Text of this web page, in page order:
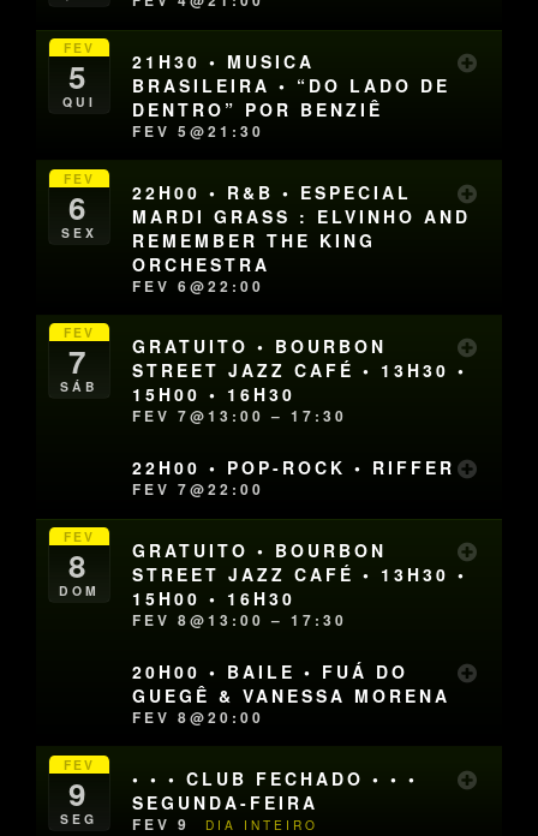
FEV
5
QUI
21H30 • MUSICA
BRASILEIRA • “DO LADO DE
DENTRO” POR BENZIÊ
FEV 5@21:30
FEV
6
SEX
22H00 • R&B • ESPECIAL
MARDI GRASS : ELVINHO AND
REMEMBER THE KING
ORCHESTRA
FEV 6@22:00
FEV
7
SÁB
GRATUITO • BOURBON
STREET JAZZ CAFÉ • 13H30 •
15H00 • 16H30
FEV 7@13:00 – 17:30
22H00 • POP-ROCK • RIFFER
FEV 7@22:00
FEV
8
DOM
GRATUITO • BOURBON
STREET JAZZ CAFÉ • 13H30 •
15H00 • 16H30
FEV 8@13:00 – 17:30
20H00 • BAILE • FUÁ DO
GUEGÊ & VANESSA MORENA
FEV 8@20:00
FEV
9
SEG
• • • CLUB FECHADO • • •
SEGUNDA-FEIRA
FEV 9 DIA INTEIRO